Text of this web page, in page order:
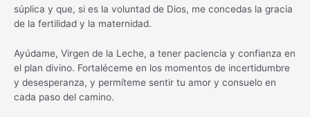
súplica y que, si es la voluntad de Dios, me concedas la gracia
de la fertilidad y la maternidad.
Ayúdame, Virgen de la Leche, a tener paciencia y confianza en
el plan divino. Fortaléceme en los momentos de incertidumbre
y desesperanza, y permíteme sentir tu amor y consuelo en
cada paso del camino.